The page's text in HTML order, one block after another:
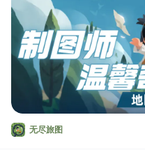
无尽旅图